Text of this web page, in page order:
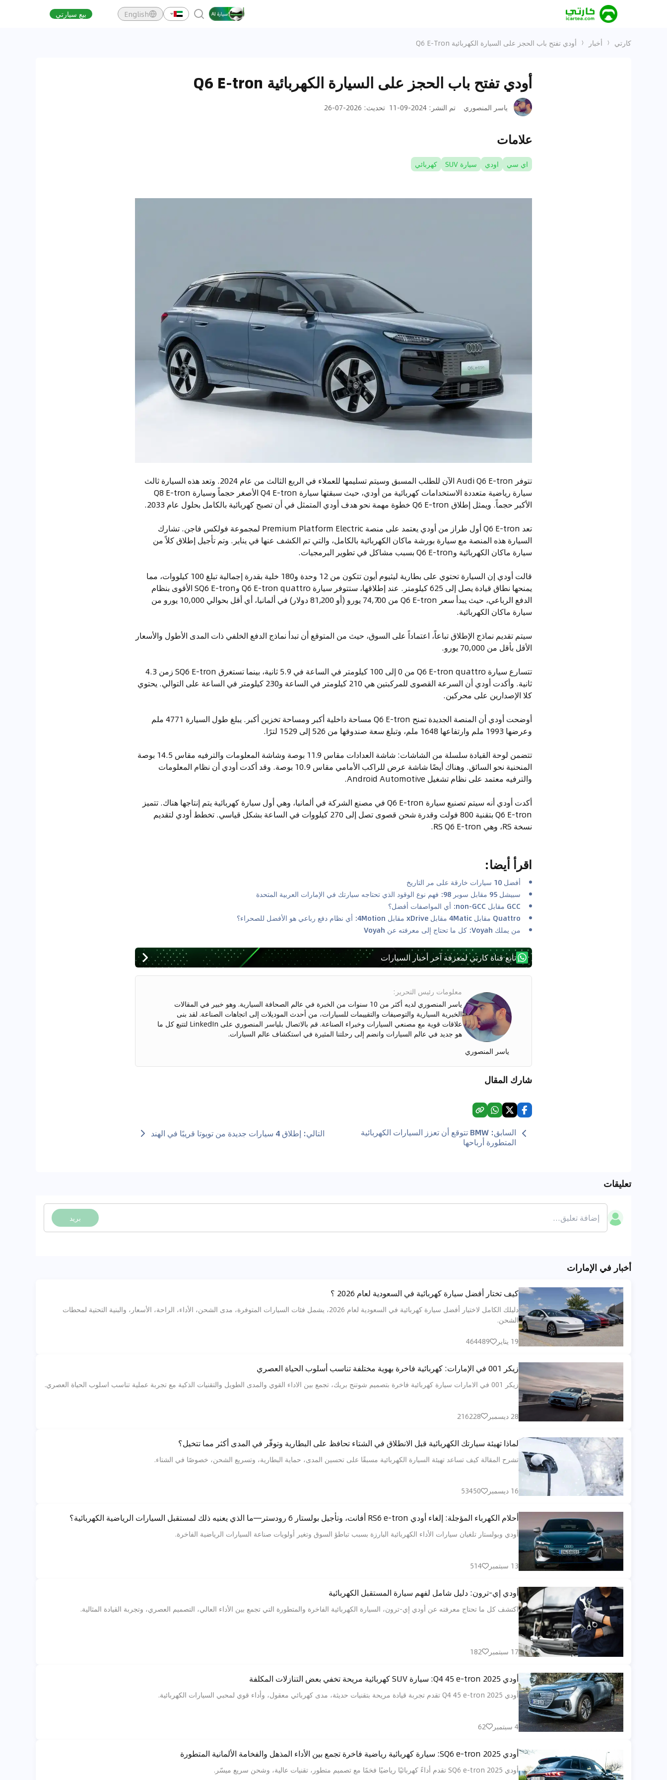
English بيع سيارتي
كارتي أخبار أودي تفتح باب الحجز على السيارة الكهربائية Q6 E-Tron
أودي تفتح باب الحجز على السيارة الكهربائية Q6 E-tron
ياسر المنصوري تم النشر :
2024-09-11 تحديث:
2026-07-26
علامات
اي سي اودي سيارة SUV كهربائي
تتوفر Audi Q6 E-tron الآن للطلب المسبق وسيتم تسليمها للعملاء في الربع الثالث من عام 2024. وتعد هذه السيارة ثالث
سيارة رياضية متعددة الاستخدامات كهربائية من أودي، حيث سبقتها سيارة Q4 E-tron الأصغر حجماً وسيارة Q8 E-tron
الأكبر حجماً. ويمثل إطلاق Q6 E-tron خطوة مهمة نحو هدف أودي المتمثل في أن تصبح كهربائية بالكامل بحلول عام 2033.
تعد Q6 E-tron أول طراز من أودي يعتمد على منصة Premium Platform Electric لمجموعة فولكس فاجن. تشارك
السيارة هذه المنصة مع سيارة بورشة ماكان الكهربائية بالكامل، والتي تم الكشف عنها في يناير. وتم تأجيل إطلاق كلاً من
سيارة ماكان الكهربائية وQ6 E-tron بسبب مشاكل في تطوير البرمجيات.
قالت أودي إن السيارة تحتوي على بطارية ليثيوم أيون تتكون من 12 وحدة و180 خلية بقدرة إجمالية تبلغ 100 كيلووات، مما
يمنحها نطاق قيادة يصل إلى 625 كيلومتر. عند إطلاقها، ستتوفر سيارة Q6 E-tron quattro وSQ6 E-tron الأقوى بنظام
الدفع الرباعي، حيث يبدأ سعر Q6 E-tron من 74,700 يورو (أو 81,200 دولار) في ألمانيا، أي أقل بحوالي 10,000 يورو من
سيارة ماكان الكهربائية.
سيتم تقديم نماذج الإطلاق تباعاً، اعتماداً على السوق، حيث من المتوقع أن تبدأ نماذج الدفع الخلفي ذات المدى الأطول والأسعار
الأقل بأقل من 70,000 يورو.
تتسارع سيارة Q6 E-tron quattro من 0 إلى 100 كيلومتر في الساعة في 5.9 ثانية، بينما تستغرق SQ6 E-tron زمن 4.3
ثانية. وأكدت أودي أن السرعة القصوى للمركبتين هي 210 كيلومتر في الساعة و230 كيلومتر في الساعة على التوالي. يحتوي
كلا الإصدارين على محركين.
أوضحت أودي أن المنصة الجديدة تمنح Q6 E-tron مساحة داخلية أكبر ومساحة تخزين أكبر. يبلغ طول السيارة 4771 ملم
وعرضها 1993 ملم وارتفاعها 1648 ملم، وتبلغ سعة صندوقها من 526 إلى 1529 لترًا.
تتضمن لوحة القيادة سلسلة من الشاشات: شاشة العدادات مقاس 11.9 بوصة وشاشة المعلومات والترفيه مقاس 14.5 بوصة
المنحنية نحو السائق. وهناك أيضًا شاشة عرض للراكب الأمامي مقاس 10.9 بوصة. وقد أكدت أودي أن نظام المعلومات
والترفيه معتمد على نظام تشغيل Android Automotive.
أكدت أودي أنه سيتم تصنيع سيارة Q6 E-tron في مصنع الشركة في ألمانيا، وهي أول سيارة كهربائية يتم إنتاجها هناك. تتميز
Q6 E-tron بتقنية 800 فولت وقدرة شحن قصوى تصل إلى 270 كيلووات في الساعة بشكل قياسي. تخطط أودي لتقديم
نسخة RS، وهي RS Q6 E-tron.
اقرأ أيضا:
أفضل 10 سيارات خارقة على مر التاريخ
سبيشل 95 مقابل سوبر 98: فهم نوع الوقود الذي تحتاجه سيارتك في الإمارات العربية المتحدة
GCC مقابل non-GCC: أي المواصفات أفضل؟
Quattro مقابل 4Matic مقابل xDrive مقابل 4Motion: أي نظام دفع رباعي هو الأفضل للصحراء؟
من يملك Voyah: كل ما تحتاج إلى معرفته عن Voyah
تابع قناة كارتي لمعرفة آخر أخبار السيارات
ياسر المنصوري
معلومات رئيس التحرير :
ياسر المنصوري لديه أكثر من 10 سنوات من الخبرة في عالم الصحافة السيارية. وهو خبير في المقالات
الخبرية السيارية والتوصيفات والتقييمات للسيارات، من أحدث الموديلات إلى اتجاهات الصناعة. لقد بنى
علاقات قوية مع مصنعي السيارات وخبراء الصناعة. قم بالاتصال بلياسر المنصوري على LinkedIn لتتبع كل ما
هو جديد في عالم السيارات وانضم إلى رحلتنا المثيرة في استكشاف عالم السيارات.
شارك المقال
السابق:
BMW تتوقع أن تعزز السيارات الكهربائية
المتطورة أرباحها
التالي: إطلاق 4 سيارات جديدة من تويوتا قريبًا في الهند
تعليقات
بريد
أخبار في الإمارات
كيف تختار أفضل سيارة كهربائية في السعودية لعام 2026 ؟
دليلك الكامل لاختيار أفضل سيارة كهربائية في السعودية لعام 2026، يشمل فئات السيارات المتوفرة، مدى الشحن، الأداء، الراحة، الأسعار، والبنية التحتية لمحطات
الشحن.
19 يناير
464489
زيكر 001 في الإمارات: كهربائية فاخرة بهوية مختلفة تناسب أسلوب الحياة العصري
زيكر 001 في الامارات سيارة كهربائية فاخرة بتصميم شوتنج بريك، تجمع بين الاداء القوي والمدى الطويل والتقنيات الذكية مع تجربة عملية تناسب اسلوب الحياة العصري.
28 ديسمبر 216228
لماذا تهيئة سيارتك الكهربائية قبل الانطلاق في الشتاء تحافظ على البطارية وتوفّر في المدى أكثر مما تتخيل؟
تشرح المقالة كيف تساعد تهيئة السيارة الكهربائية مسبقًا على تحسين المدى، حماية البطارية، وتسريع الشحن، خصوصًا في الشتاء.
16 ديسمبر 53450
أحلام الكهرباء المؤجلة: إلغاء أودي RS6 e-tron أفانت، وتأجيل بولستار 6 رودستر—ما الذي يعنيه ذلك لمستقبل السيارات الرياضية الكهربائية؟
أودي وبولستار تلغيان سيارات الأداء الكهربائية البارزة بسبب تباطؤ السوق وتغير أولويات صناعة السيارات الرياضية الفاخرة.
13 سبتمبر 514
أودي إي-ترون: دليل شامل لفهم سيارة المستقبل الكهربائية
اكتشف كل ما تحتاج معرفته عن أودي إي-ترون، السيارة الكهربائية الفاخرة والمتطورة التي تجمع بين الأداء العالي، التصميم العصري، وتجربة القيادة المثالية.
17 سبتمبر 182
أودي Q4 45 e-tron 2025: سيارة SUV كهربائية مريحة تخفي بعض التنازلات المكلفة
أودي Q4 45 e-tron 2025 تقدم تجربة قيادة مريحة بتقنيات حديثة، مدى كهربائي معقول، وأداء قوي لمحبي السيارات الكهربائية.
4 سبتمبر 62
أودي SQ6 e-tron 2025: سيارة كهربائية رياضية فاخرة تجمع بين الأداء المذهل والفخامة الألمانية المتطورة
أودي SQ6 e-tron 2025 تقدم أداءً كهربائيًا رياضيًا فخمًا مع تصميم متطور، تقنيات عالية، وشحن سريع ميسّر.